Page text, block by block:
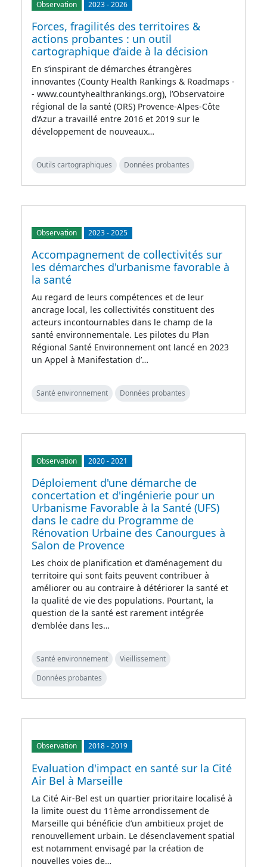
Observation 2023-2026
Forces, fragilités des territoires &
actions probantes : un outil
cartographique d’aide à la décision
En s’inspirant de démarches étrangères
innovantes (County Health Rankings & Roadmaps -
- www.countyhealthrankings.org), l’Observatoire
régional de la santé (ORS) Provence-Alpes-Côte
d’Azur a travaillé entre 2016 et 2019 sur le
développement de nouveaux…
Outils cartographiques Données probantes
Observation 2023-2025
Accompagnement de collectivités sur
les démarches d'urbanisme favorable à
la santé
Au regard de leurs compétences et de leur
ancrage local, les collectivités constituent des
acteurs incontournables dans le champ de la
santé environnementale. Les pilotes du Plan
Régional Santé Environnement ont lancé en 2023
un Appel à Manifestation d’…
Santé environnement Données probantes
Observation 2020-2021
Déploiement d'une démarche de
concertation et d'ingénierie pour un
Urbanisme Favorable à la Santé (UFS)
dans le cadre du Programme de
Rénovation Urbaine des Canourgues à
Salon de Provence
Les choix de planification et d’aménagement du
territoire qui sont faits peuvent contribuer à
améliorer ou au contraire à détériorer la santé et
la qualité de vie des populations. Pourtant, la
question de la santé est rarement intégrée
d’emblée dans les…
Santé environnement
Vieillissement
Données probantes
Observation 2018-2019
Evaluation d'impact en santé sur la Cité
Air Bel à Marseille
La Cité Air-Bel est un quartier prioritaire localisé à
la limite ouest du 11ème arrondissement de
Marseille qui bénéficie d’un ambitieux projet de
renouvellement urbain. Le désenclavement spatial
est notamment envisagé par la création de
nouvelles voies de…